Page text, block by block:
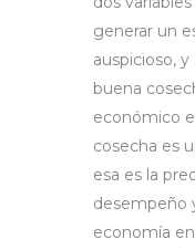
generar un
auspicioso,
buena
económico
cosecha es
esa es la
desempeño
economía